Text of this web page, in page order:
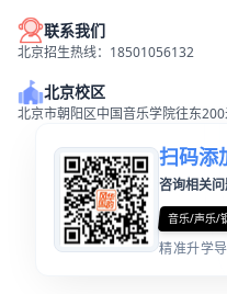
联系我们
北京招生热线：18501056132
北京校区
北京市朝阳区中国音乐学院往东200
扫码添
咨询相关
音乐/声乐/
精准升学